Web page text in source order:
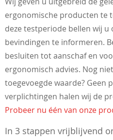
ergonomische producten te
deze testperiode bellen wij u
bevindingen te informeren.
besluiten tot aanschaf en
ergonomisch advies. Nog
toegevoegde waarde? Geen
verplichtingen halen wij de
Probeer nu één van onze
In 3 stappen vrijblijvend